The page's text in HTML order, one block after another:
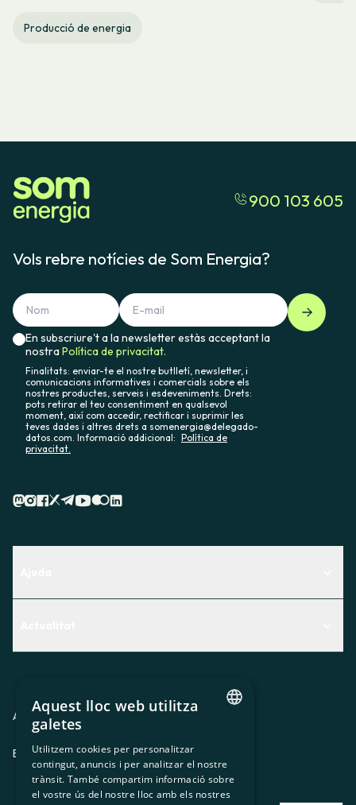
Producció de energia
900 103 605
Vols rebre notícies de Som Energia?
En subscriure't a la newsletter estàs acceptant la
nostraPolítica de privacitat.
Finalitats: enviar-te el nostre butlletí, newsletter, i
comunicacions informatives i comercials sobre els
nostres productes, serveis i esdeveniments. Drets:
pots retirar el teu consentiment en qualsevol
moment, així com accedir, rectificar i suprimir les
teves dades i altres drets a somenergia@delegado-
datos.com. Informació addicional: Política de
privacitat.
Premsa
Treballa amb nosaltres
Avis legal Política de privacitatPolítica de cookies
ES CAGLEU
SPANISH
GL
Aquest lloc web utilitza
galetes
Utilitzem cookies per personalitzar
contingut, anuncis i per analitzar el nostre
trànsit. També compartim informació sobre
el vostre ús del nostre lloc amb els nostres